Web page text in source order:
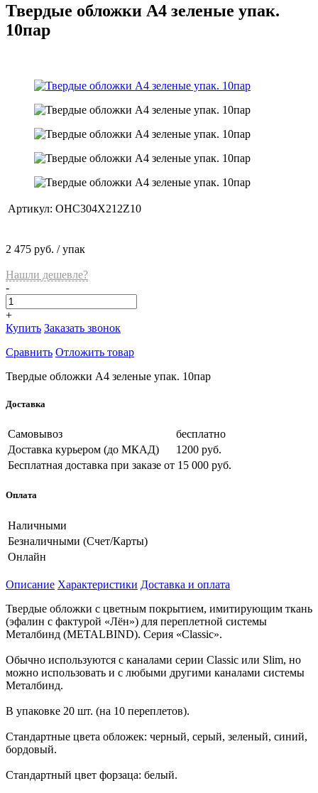
Твердые обложки А4 зеленые упак.
10пар
Артикул: OHC304X212Z10
2 475 руб. / упак
Нашли дешевле?
-
+
Купить Заказать звонок
Сравнить Отложить товар
Твердые обложки А4 зеленые упак. 10пар
Доставка
Самовывоз
бесплатно
Доставка курьером (до МКАД)
1200 руб.
Бесплатная доставка при заказе от 15 000 руб.
Оплата
Наличными
Безналичными (Счет/Карты)
Онлайн
Описание Характеристики Доставка и оплата
Твердые обложки с цветным покрытием, имитирующим ткань
(эфалин с фактурой «Лён») для переплетной системы
Металбинд (METALBIND). Серия «Classic».
Обычно используются с каналами серии Classic или Slim, но
можно использовать и с любыми другими каналами системы
Металбинд.
В упаковке 20 шт. (на 10 переплетов).
Стандартные цвета обложек: черный, серый, зеленый, синий,
бордовый.
Стандартный цвет форзаца: белый.